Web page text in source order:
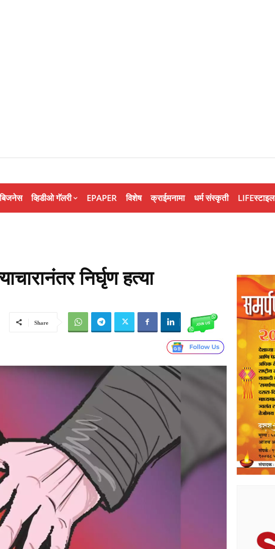
बिजनेस व्हिडीओ गॅलरी EPAPER विशेष क्राईमनामा धर्म संस्कृती LIFEस्टाइल
निर्घृण हत्या
Share